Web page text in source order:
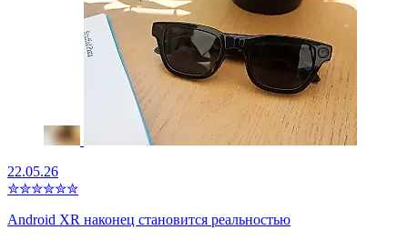
22.05.26
✮✮✮✮✮✮
Android XR наконец становится реальностью